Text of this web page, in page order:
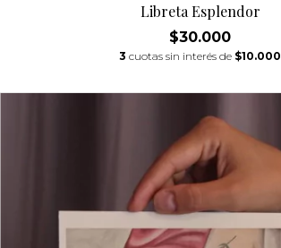
Libreta Esplendor
$30.000
3 cuotas sin interés de $10.000